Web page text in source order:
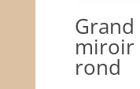
Grand
miroir
rond